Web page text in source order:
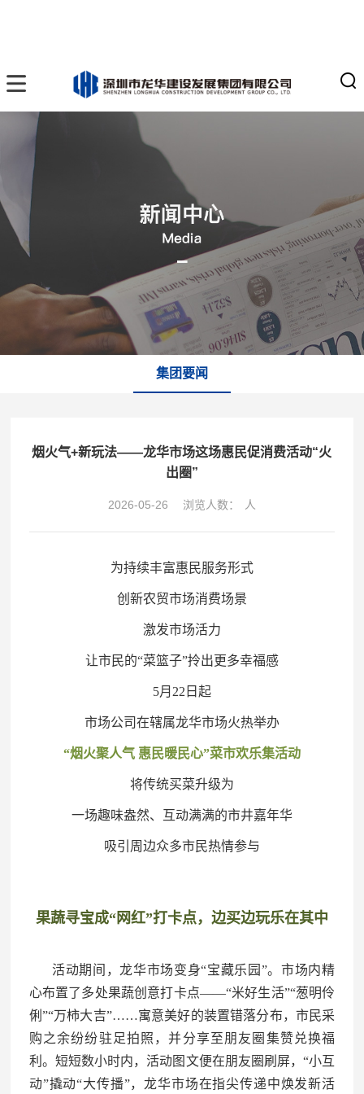
集团要闻
烟火气+新玩法——龙华市场这场惠民促消费活动“火
出圈”
2026-05-26 浏览人数： 人
为持续丰富惠民服务形式
创新农贸市场消费场景
激发市场活力
让市民的“菜篮子”拎出更多幸福感
5月22日起
市场公司在辖属龙华市场火热举办
“烟火聚人气 惠民暖民心”菜市欢乐集活动
将传统买菜升级为
一场趣味盎然、互动满满的市井嘉年华
吸引周边众多市民热情参与
果蔬寻宝成“网红”打卡点，边买边玩乐在其中
活动期间，龙华市场变身“宝藏乐园”。市场内精
心布置了多处果蔬创意打卡点——“米好生活”“葱明伶
俐”“万柿大吉”……寓意美好的装置错落分布，市民采
购之余纷纷驻足拍照，并分享至朋友圈集赞兑换福
利。短短数小时内，活动图文便在朋友圈刷屏，“小互
动”撬动“大传播”，龙华市场在指尖传递中焕发新活